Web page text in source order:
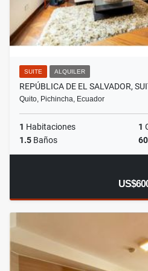
SUITE ALQUILER
REPÚBLICA DE EL SALVADOR,
Quito, Pichincha, Ecuador
1 Habitaciones 1
1.5 Baños 60